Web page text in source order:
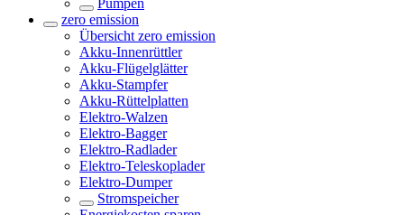
Pumpen
zero emission
Übersicht zero emission
Akku-Innenrüttler
Akku-Flügelglätter
Akku-Stampfer
Akku-Rüttelplatten
Elektro-Walzen
Elektro-Bagger
Elektro-Radlader
Elektro-Teleskoplader
Elektro-Dumper
Stromspeicher